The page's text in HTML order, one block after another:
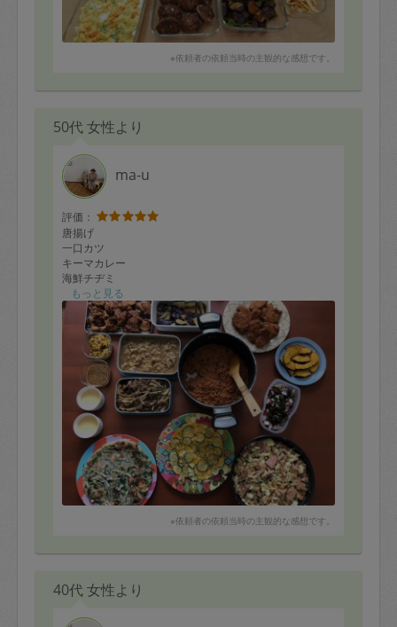
※依頼者の依頼当時の主観的な感想です。
50代 女性より
ma-u
評価：
唐揚げ
一口カツ
キーマカレー
海鮮チヂミ
牛肉とジャガイモとピーマンのオイスター炒め
豚肉と玉ねぎカレーあんかけ
豆腐チャンプル
ズッキーニのフリッタータ
ナスの揚げ浸し
コーンのカレー醤油ソテー
プリン
など沢山のお料理とお料理レッスンありがとうございま
した。
またよろしくお願いします
もっと見る
※依頼者の依頼当時の主観的な感想です。
40代 女性より